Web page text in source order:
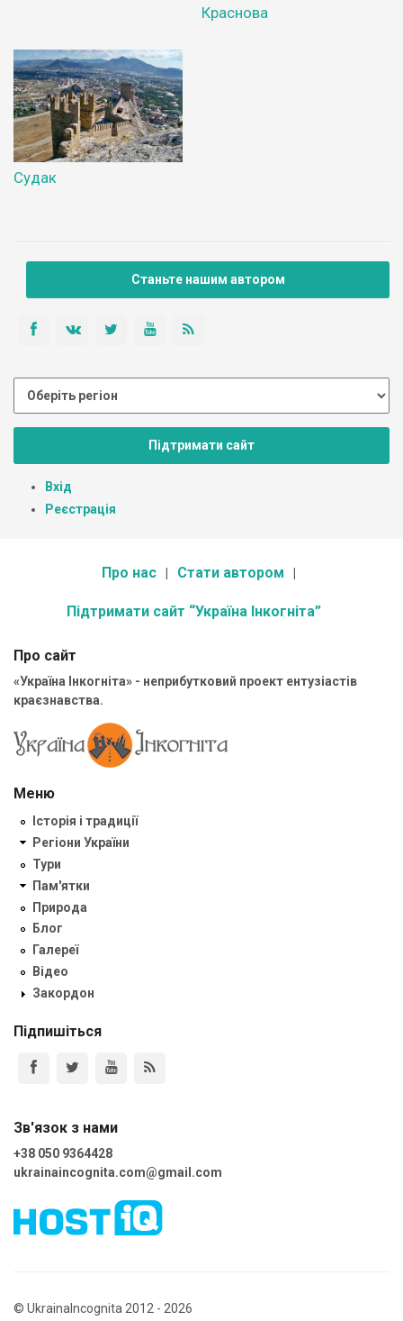
Краснова
Судак
Станьте нашим автором
Підтримати сайт
Вхід
Реєстрація
Про нас Стати автором
Підтримати сайт “Україна Інкогніта”
Про сайт
«Україна Інкогніта» - неприбутковий проект ентузіастів
краєзнавства.
Меню
Історія і традиції
Регіони України
Тури
Пам'ятки
Природа
Блог
Галереї
Відео
Закордон
Підпишіться
Зв'язок з нами
+38 050 9364428
ukrainaincognita.com@gmail.com
© UkrainaIncognita 2012 - 2026